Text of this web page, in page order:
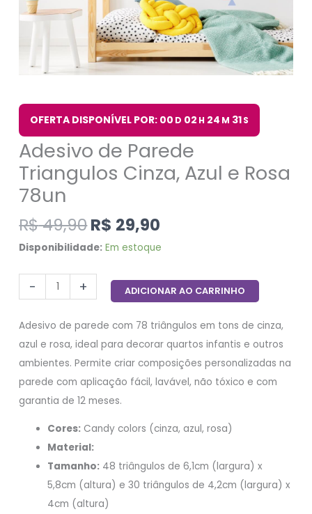
OFERTA DISPONÍVEL POR: 00 D 02 H 24 M 31S
Adesivo de Parede
Triangulos Cinza, Azul e Rosa
78un
R$49,90R$ 29,90
Disponibilidade: Em estoque
- + ADICIONAR AO CARRINHO
Adesivo de parede com 78 triângulos em tons de cinza,
azul e rosa, ideal para decorar quartos infantis e outros
ambientes. Permite criar composições personalizadas na
parede com aplicação fácil, lavável, não tóxico e com
garantia de 12 meses.
Cores: Candy colors (cinza, azul, rosa)
Material:
Tamanho: 48 triângulos de 6,1cm (largura) x
5,8cm (altura) e 30 triângulos de 4,2cm (largura) x
4cm (altura)